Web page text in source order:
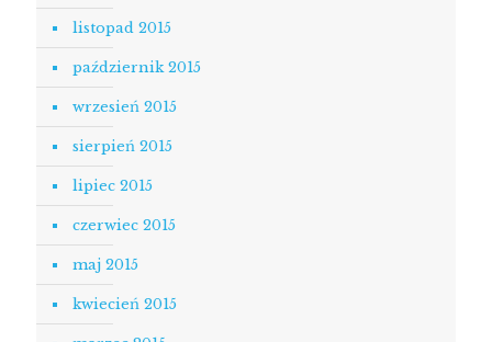
listopad 2015
październik 2015
wrzesień 2015
sierpień 2015
lipiec 2015
czerwiec 2015
maj 2015
kwiecień 2015